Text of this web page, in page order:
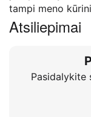
tampi meno
Atsiliepimai
Pasidalykite